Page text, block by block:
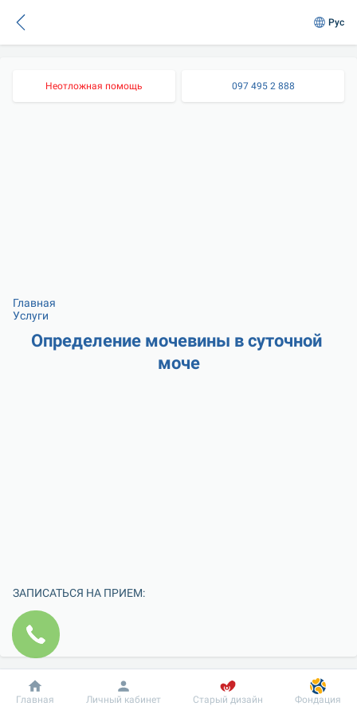
Рус
Неотложная помощь 097 495 2 888
Главная
Услуги
Определение мочевины в суточной
моче
ЗАПИСАТЬСЯ НА ПРИЕМ:
Добробут Информация Пациенту
Главная Личный кабинет Старый дизайн Фондация